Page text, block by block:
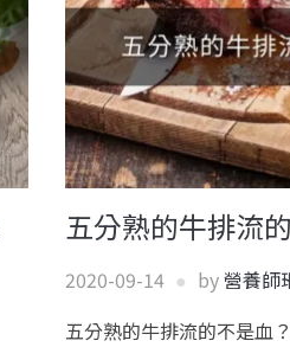
五分熟的牛排流
2020-09-14 by營養師
五分熟的牛排流的不是血